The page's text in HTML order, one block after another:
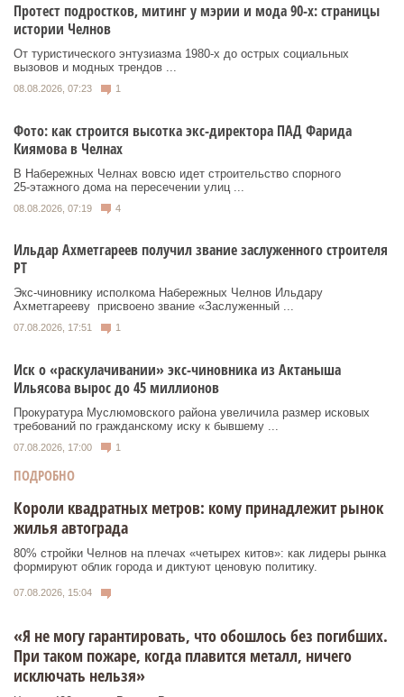
Протест подростков, митинг у мэрии и мода 90-х: страницы
истории Челнов
От туристического энтузиазма 1980‑х до острых социальных
вызовов и модных трендов ...
08.08.2026, 07:23 1
Фото: как строится высотка экс-директора ПАД Фарида
Киямова в Челнах
В Набережных Челнах вовсю идет строительство спорного
25‑этажного дома на пересечении улиц ...
08.08.2026, 07:19 4
Ильдар Ахметгареев получил звание заслуженного строителя
РТ
Экс‑чиновнику исполкома Набережных Челнов Ильдару
Ахметгарееву присвоено звание «Заслуженный ...
07.08.2026, 17:51 1
Иск о «раскулачивании» экс-чиновника из Актаныша
Ильясова вырос до 45 миллионов
Прокуратура Муслюмовского района увеличила размер исковых
требований по гражданскому иску к бывшему ...
07.08.2026, 17:00 1
ПОДРОБНО
Короли квадратных метров: кому принадлежит рынок
жилья автограда
80% стройки Челнов на плечах «четырех китов»: как лидеры рынка
формируют облик города и диктуют ценовую политику.
07.08.2026, 15:04
«Я не могу гарантировать, что обошлось без погибших.
При таком пожаре, когда плавится металл, ничего
исключать нельзя»